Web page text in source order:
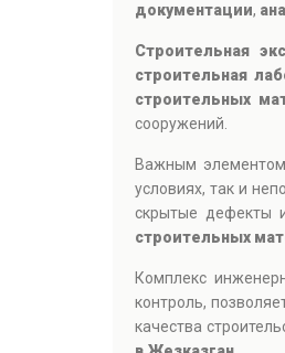
документации,
Строительная
строительная
строительных
сооружений.
Важным элементом
условиях, так и
скрытые дефекты
строительных
Комплекс
контроль,
качества